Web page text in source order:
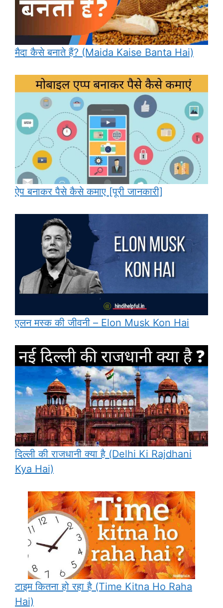
मैदा कैसे बनाते हैं? (Maida Kaise Banta Hai)
ऐप बनाकर पैसे कैसे कमाए [पूरी जानकारी]
एलन मस्क की जीवनी – Elon Musk Kon Hai
दिल्ली की राजधानी क्या है (Delhi Ki Rajdhani
Kya Hai)
टाइम कितना हो रहा है (Time Kitna Ho Raha
Hai)